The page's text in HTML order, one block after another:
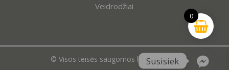
Veidrodžiai
© Visos teisės saugomos kokooutlet.lt
0
Susisiek